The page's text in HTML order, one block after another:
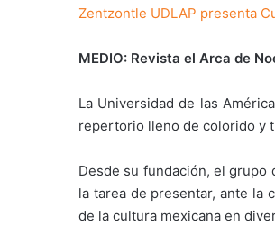
Zentzontle UDLAP presenta
MEDIO: Revista el Arca de
La Universidad de las
repertorio lleno de colorido y
Desde su fundación, el grupo
la tarea de presentar, ante la
de la cultura mexicana en